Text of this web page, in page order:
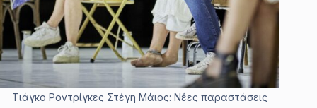
Τιάγκο Ροντρίγκες Στέγη Μάιος: Νέες παραστάσεις